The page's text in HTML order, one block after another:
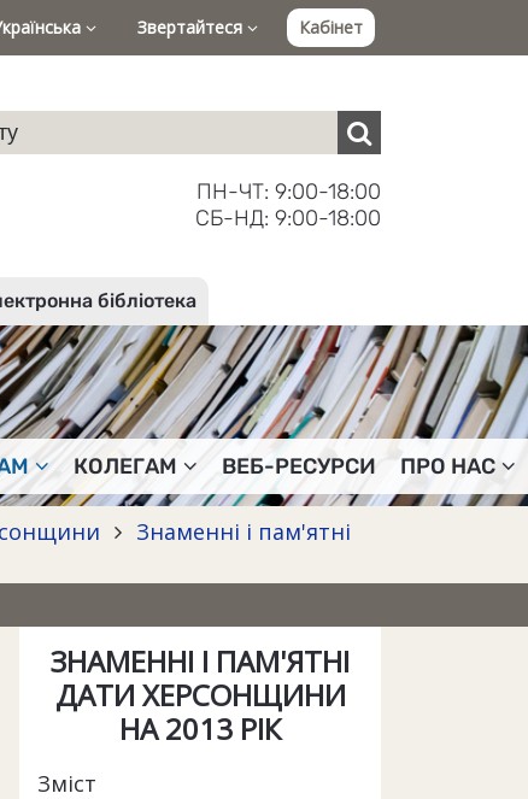
Звертайтеся Кабінет
ПН-ЧТ: 9:00-18:00
СБ-НД: 9:00-18:00
бібліотека
КОЛЕГАМ ВЕБ-РЕСУРСИ ПРО НАС
Знаменні і пам'ятні
ЗНАМЕННІ І ПАМ'ЯТНІ
ДАТИ ХЕРСОНЩИНИ
НА 2013 РІК
Зміст